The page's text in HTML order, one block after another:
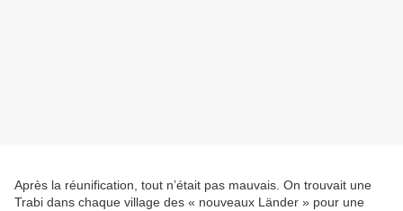
Après la réunification, tout n’était pas mauvais. On trouvait une
Trabi dans chaque village des « nouveaux Länder » pour une